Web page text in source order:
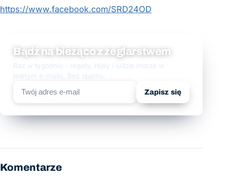
https://www.facebook.com/SRD24OD
Bądź na bieżąco z żeglarstwem
Raz w tygodniu - regaty, rejsy i ludzie morza w
jednym e-mailu. Bez spamu.
Zapisz się
Komentarze